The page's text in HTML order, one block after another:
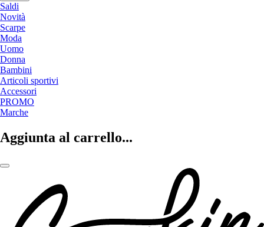
Saldi
Novità
Scarpe
Moda
Uomo
Donna
Bambini
Articoli sportivi
Accessori
PROMO
Marche
Aggiunta al carrello...